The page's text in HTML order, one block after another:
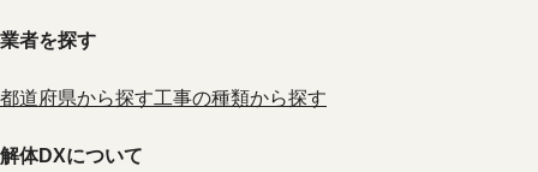
業者を探す
都道府県から探す工事の種類から探す
解体DXについて